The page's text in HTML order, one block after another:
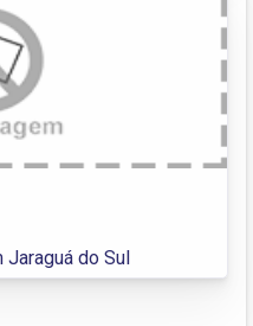
do Sul